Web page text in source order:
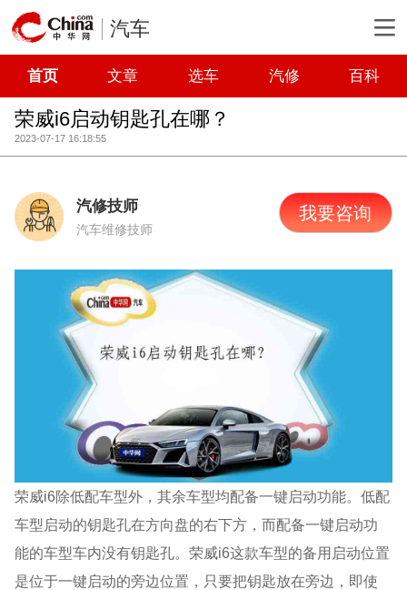
汽车
首页 文章 选车 汽修 百科
荣威i6启动钥匙孔在哪？
2023-07-17 16:18:55
汽修技师
汽车维修技师
我要咨询
荣威i6除低配车型外，其余车型均配备一键启动功能。低配
车型启动的钥匙孔在方向盘的右下方，而配备一键启动功
能的车型车内没有钥匙孔。荣威i6这款车型的备用启动位置
是位于一键启动的旁边位置，只要把钥匙放在旁边，即使